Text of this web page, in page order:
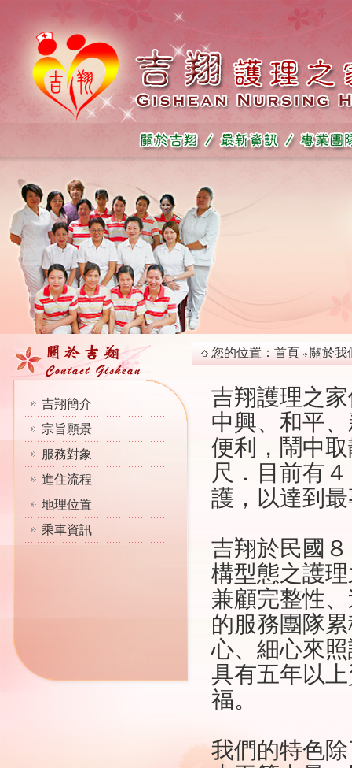
吉翔簡介
宗旨願景
服務對象
進住流程
地理位置
乘車資訊
您的位置： 首頁 關於我
吉翔護理之
中興、和平
便利，鬧中
尺．目前有
護，以達到
吉翔於民國
構型態之護
兼顧完整性
的服務團隊
心、細心來
具有五年以
福。
我們的特色